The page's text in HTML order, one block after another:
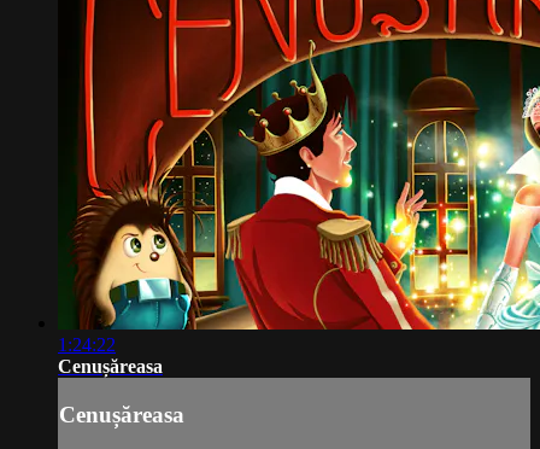
1:24:22
Cenușăreasa
Cenușăreasa